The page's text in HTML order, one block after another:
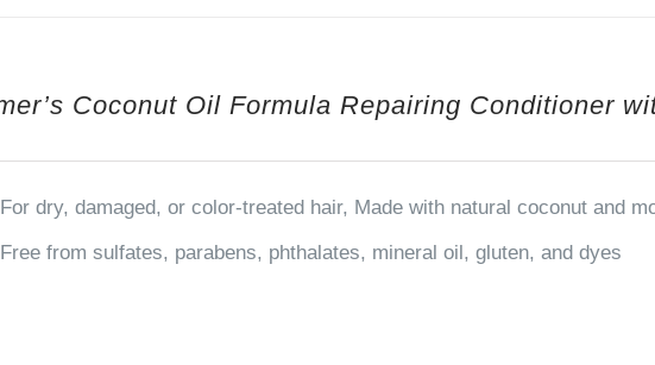
Coconut Oil Formula Repairing Conditioner
For dry, damaged, or color-treated hair, Made with natural coconut and
Free from sulfates, parabens, phthalates, mineral oil, gluten, and dyes